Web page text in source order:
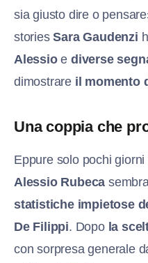
sia giusto dire o
storiesSara Gaudenzi
Alessioediverse
dimostrare il momento
Una coppia che
Eppure solo pochi
Alessio Rubeca
statistiche impietose
De Filippi. Dopola
con sorpresa generale